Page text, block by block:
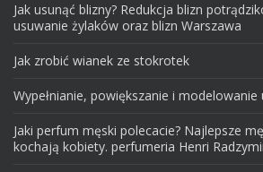
Jak usunąć blizny? Redukcja blizn
usuwanie żylaków oraz blizn Warszawa
Jak zrobić wianek ze stokrotek
Wypełnianie, powiększanie i modelowanie
Jaki perfum męski polecacie? Najlepsze
kochają kobiety. perfumeria Henri